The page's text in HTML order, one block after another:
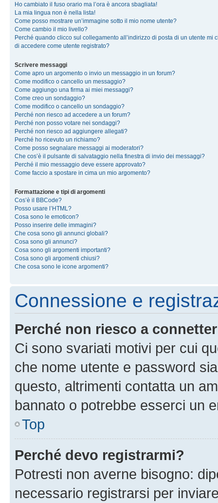
Ho cambiato il fuso orario ma l’ora è ancora sbagliata!
La mia lingua non è nella lista!
Come posso mostrare un’immagine sotto il mio nome utente?
Come cambio il mio livello?
Perché quando clicco sul collegamento all’indirizzo di posta di un utente mi
di accedere come utente registrato?
Scrivere messaggi
Come apro un argomento o invio un messaggio in un forum?
Come modifico o cancello un messaggio?
Come aggiungo una firma ai miei messaggi?
Come creo un sondaggio?
Come modifico o cancello un sondaggio?
Perché non riesco ad accedere a un forum?
Perché non posso votare nei sondaggi?
Perché non riesco ad aggiungere allegati?
Perché ho ricevuto un richiamo?
Come posso segnalare messaggi ai moderatori?
Che cos’è il pulsante di salvataggio nella finestra di invio dei messaggi?
Perché il mio messaggio deve essere approvato?
Come faccio a spostare in cima un mio argomento?
Formattazione e tipi di argomenti
Cos’è il BBCode?
Posso usare l’HTML?
Cosa sono le emoticon?
Posso inserire delle immagini?
Che cosa sono gli annunci globali?
Cosa sono gli annunci?
Cosa sono gli argomenti importanti?
Cosa sono gli argomenti chiusi?
Che cosa sono le icone argomenti?
Connessione e
Perché non riesco a
Ci sono svariati motivi per cui
che nome utente e password
questo, altrimenti contatta un
bannato o potrebbe esserci un
Top
Perché devo registrarmi?
Potresti non averne bisogno:
necessario registrarsi per